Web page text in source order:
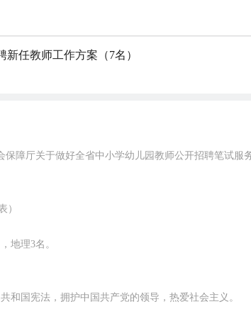
任教师工作方案（7名）
障厅关于做好全省中小学幼儿园教师公开招聘笔试
）
地理3名。
和国宪法，拥护中国共产党的领导，热爱社会主义。